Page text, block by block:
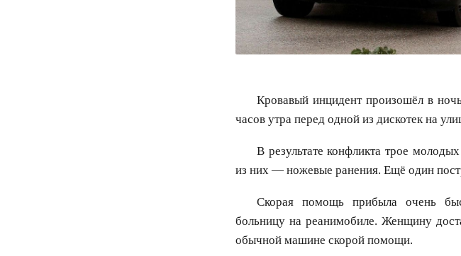
Кровавый инцидент произошёл в
часов утра перед одной из дискотек на
В результате конфликта трое
из них — ножевые ранения. Ещё один
Скорая помощь прибыла очень
больницу на реанимобиле. Женщину
обычной машине скорой помощи.